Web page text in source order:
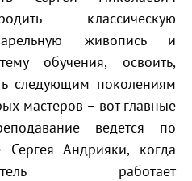
классическую
живопись и
обучения, освоить,
следующим поколениям
мастеров – вот главные
ведется по
Сергея Андрияки, когда
работает